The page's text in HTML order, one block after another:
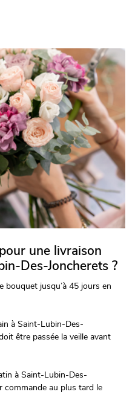
une livraison
Des-Joncherets ?
bouquet jusqu’à 45 jours en
à Saint-Lubin-Des-
être passée la veille avant
à Saint-Lubin-Des-
commande au plus tard le